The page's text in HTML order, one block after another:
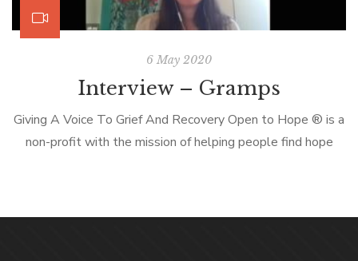
6 May 2020
Interview – Gramps
Giving A Voice To Grief And Recovery Open to Hope ® is a
non-profit with the mission of helping people find hope